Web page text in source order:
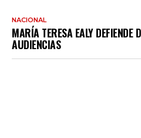
NACIONAL
MARÍA TERESA EALY DEFIENDE
AUDIENCIAS